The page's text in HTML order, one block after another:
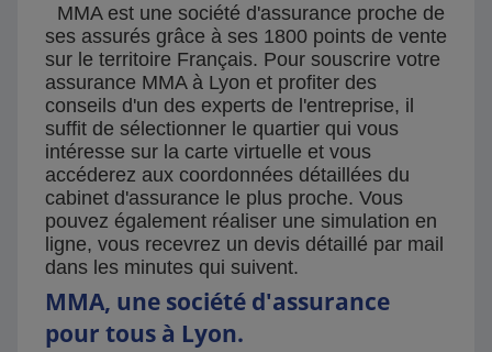
MMA est une société d'assurance proche de
ses assurés grâce à ses 1800 points de vente
sur le territoire Français. Pour souscrire votre
assurance MMA à Lyon et profiter des
conseils d'un des experts de l'entreprise, il
suffit de sélectionner le quartier qui vous
intéresse sur la carte virtuelle et vous
accéderez aux coordonnées détaillées du
cabinet d'assurance le plus proche. Vous
pouvez également réaliser une simulation en
ligne, vous recevrez un devis détaillé par mail
dans les minutes qui suivent.
MMA, une société d'assurance
pour tous à Lyon.